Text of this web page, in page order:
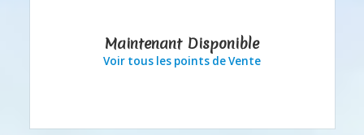
Maintenant Disponible
Voir tous les points de Vente